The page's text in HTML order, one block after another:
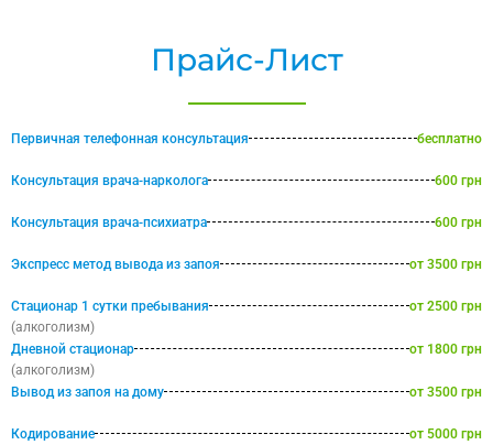
Прайс-Лист
Первичная телефонная консультация бесплатно
Консультация врача-нарколога 600 грн
Консультация врача-психиатра 600 грн
Экспресс метод вывода из запоя от 3500 грн
Стационар 1 сутки пребывания
от 2500 грн
(алкоголизм)
Дневной стационар
от 1800 грн
(алкоголизм)
Вывод из запоя на дому
от 3500 грн
Кодирование
от 5000 грн